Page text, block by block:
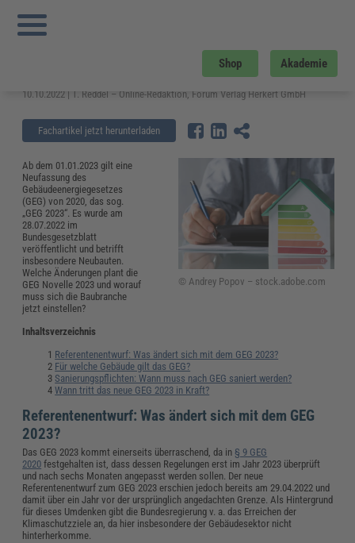
Shop Akademie
Sie sind hier:
GEG 2023: Änderungen für Bestandsgebäude und Neubauten
Neues GEG 2023: Änderungen für
Bestandsgebäude und Neubauten
10.10.2022 | T. Reddel – Online-Redaktion, Forum Verlag Herkert GmbH
Fachartikel jetzt herunterladen
© Andrey Popov – stock.adobe.com
Ab dem 01.01.2023 gilt eine
Neufassung des
Gebäudeenergiegesetzes
(GEG) von 2020, das sog.
„GEG 2023“. Es wurde am
28.07.2022 im
Bundesgesetzblatt
veröffentlicht und betrifft
insbesondere Neubauten.
Welche Änderungen plant die
GEG Novelle 2023 und worauf
muss sich die Baubranche
jetzt einstellen?
Inhaltsverzeichnis
Referentenentwurf: Was ändert sich mit dem GEG 2023?
Für welche Gebäude gilt das GEG?
Sanierungspflichten: Wann muss nach GEG saniert werden?
Wann tritt das neue GEG 2023 in Kraft?
Referentenentwurf: Was ändert sich mit dem GEG
2023?
Das GEG 2023 kommt einerseits überraschend, da in § 9 GEG
2020 festgehalten ist, dass dessen Regelungen erst im Jahr 2023 überprüft
und nach sechs Monaten angepasst werden sollen. Der neue
Referentenentwurf zum GEG 2023 erschien jedoch bereits am 29.04.2022 und
damit über ein Jahr vor der ursprünglich angedachten Grenze. Als Hintergrund
für dieses Umdenken gibt die Bundesregierung v. a. das Erreichen der
Klimaschutzziele an, da hier insbesondere der Gebäudesektor nicht
hinterherkomme.